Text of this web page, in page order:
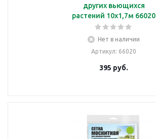
других вьющихся
растений 10х1,7м 66020
Нет в наличии
Артикул: 66020
395 руб.